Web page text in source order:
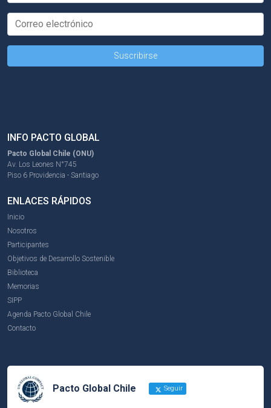
INFO PACTO GLOBAL
Pacto Global Chile (ONU)
Av. Los Leones N°745
Piso 6 Providencia - Santiago
ENLACES RÁPIDOS
Inicio
Nosotros
Participantes
Objetivos de Desarrollo Sostenible
Biblioteca
Memorias
SIPP
Agenda Pacto Global Chile
Contacto
Pacto Global Chile Seguir